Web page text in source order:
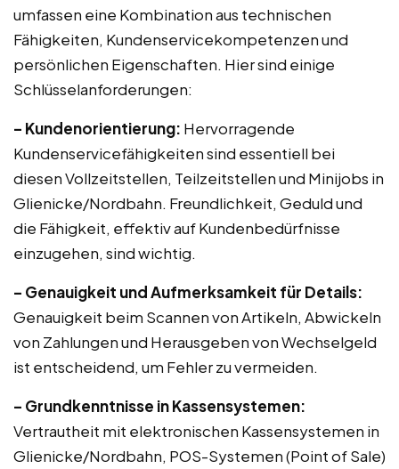
umfassen eine Kombination aus technischen
Fähigkeiten, Kundenservicekompetenzen und
persönlichen Eigenschaften. Hier sind einige
Schlüsselanforderungen:
– Kundenorientierung: Hervorragende
Kundenservicefähigkeiten sind essentiell bei
diesen Vollzeitstellen, Teilzeitstellen und Minijobs in
Glienicke/Nordbahn. Freundlichkeit, Geduld und
die Fähigkeit, effektiv auf Kundenbedürfnisse
einzugehen, sind wichtig.
– Genauigkeit und Aufmerksamkeit für Details:
Genauigkeit beim Scannen von Artikeln, Abwickeln
von Zahlungen und Herausgeben von Wechselgeld
ist entscheidend, um Fehler zu vermeiden.
– Grundkenntnisse in Kassensystemen:
Vertrautheit mit elektronischen Kassensystemen in
Glienicke/Nordbahn, POS-Systemen (Point of Sale)